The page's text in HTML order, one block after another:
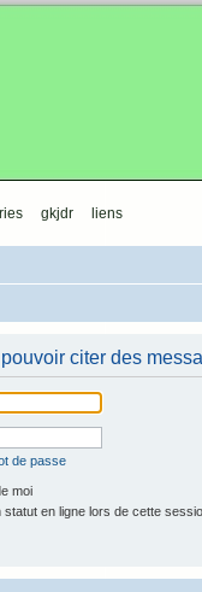
gkjdr liens
citer des
de passe
moi
statut en ligne lors de cette